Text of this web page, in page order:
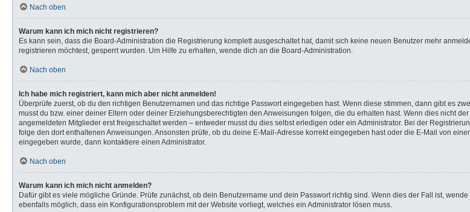
Nach oben
Warum kann ich mich nicht registrieren?
Es kann sein, dass die Board-Administration die Registrierung komplett ausgeschaltet hat, damit sich keine neuen Benutzer mehr
registrieren möchtest, gesperrt wurden. Um Hilfe zu erhalten, wende dich an die Board-Administration.
Nach oben
Ich habe mich registriert, kann mich aber nicht anmelden!
Überprüfe zuerst, ob du den richtigen Benutzernamen und das richtige Passwort eingegeben hast. Wenn diese stimmen, dann gibt es
musst du bzw. einer deiner Eltern oder deiner Erziehungsberechtigten den Anweisungen folgen, die du erhalten hast. Wenn dies nicht
angemeldeten Mitglieder erst freigeschaltet werden – entweder musst du dies selbst erledigen oder ein Administrator. Bei der
folge den dort enthaltenen Anweisungen. Ansonsten prüfe, ob du deine E-Mail-Adresse korrekt eingegeben hast oder die E-Mail von
eingegeben wurde, dann kontaktiere einen Administrator.
Nach oben
Warum kann ich mich nicht anmelden?
Dafür gibt es viele mögliche Gründe. Prüfe zunächst, ob dein Benutzername und dein Passwort richtig sind. Wenn dies der Fall ist,
ebenfalls möglich, dass ein Konfigurationsproblem mit der Website vorliegt, welches ein Administrator lösen muss.